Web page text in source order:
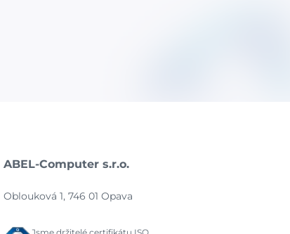
ABEL-Computer s.r.o.
Oblouková 1, 746 01 Opava